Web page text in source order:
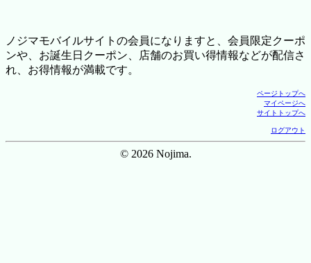
ノジマモバイルサイトの会員になりますと、会員限定クーポ
ンや、お誕生日クーポン、店舗のお買い得情報などが配信さ
れ、お得情報が満載です。
ページトップへ
マイページへ
サイトトップへ
ログアウト
© 2026 Nojima.